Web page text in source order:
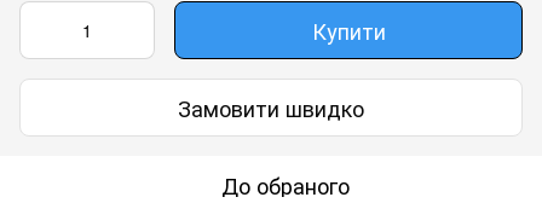
Купити
Замовити швидко
До обраного